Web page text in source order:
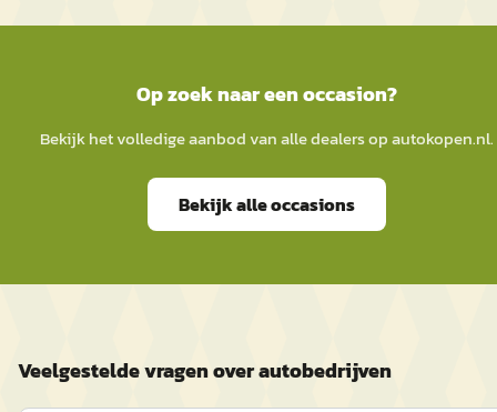
Op zoek naar een occasion?
Bekijk het volledige aanbod van alle dealers opautokopen.nl.
Bekijk alle occasions
Veelgestelde vragen over autobedrijven